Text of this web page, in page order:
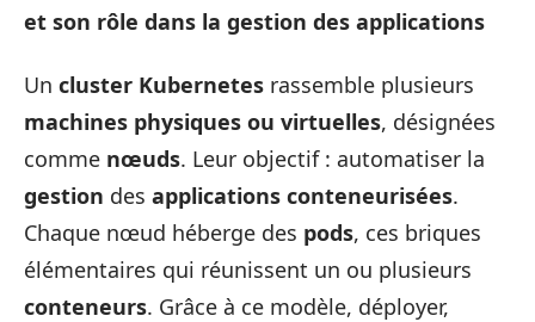
et son rôle dans la gestion des applications
Un cluster Kubernetes rassemble plusieurs
machines physiques ou virtuelles, désignées
comme nœuds. Leur objectif : automatiser la
gestion des applications conteneurisées.
Chaque nœud héberge des pods, ces briques
élémentaires qui réunissent un ou plusieurs
conteneurs. Grâce à ce modèle, déployer,